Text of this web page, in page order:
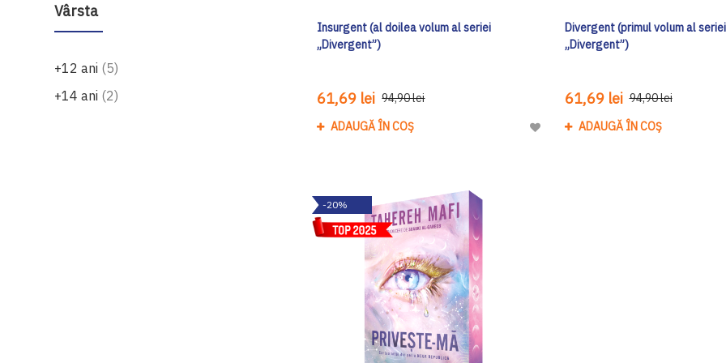
Vârsta
+12 ani 5produse
+14 ani 2produse
Insurgent (al doilea volum al seriei
„Divergent”)
61,69 lei 94,90 lei
ADAUGĂ ÎN COȘ
Adaugă
Divergent (primul volum al seriei
„Divergent”)
61,69 lei 94,90 lei
ADAUGĂ ÎN COȘ
-20%